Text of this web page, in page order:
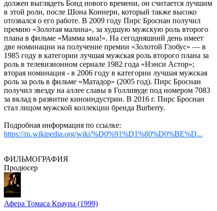
должен выглядеть Бонд нового времени, он считается лучшим
в этой роли, после Шона Коннери, который также высоко
отозвался о его работе. В 2009 году Пирс Броснан получил
премию «Золотая малина», за худшую мужскую роль второго
плана в фильме «Мамма миа!». На сегодняшний день имеет
две номинации на получение премии «Золотой Глобус» — в
1985 году в категории лучшая мужская роль второго плана за
роль в телевизионном сериале 1982 года «Нэнси Астор»;
вторая номинация - в 2006 году в категории лучшая мужская
роль за роль в фильме «Матадор» (2005 год). Пирс Броснан
получил звезду на аллее славы в Голливуде под номером 7083
за вклад в развитие киноиндустрии. В 2016 г. Пирс Броснан
стал лицом мужской коллекции бренда Burberry.
Подробная информация по ссылке:
https://ru.wikipedia.org/wiki/%D0%91%D1%80%D0%BE%D...
ФИЛЬМОГРАФИЯ
Продюсер
Афера Томаса Крауна (1999)